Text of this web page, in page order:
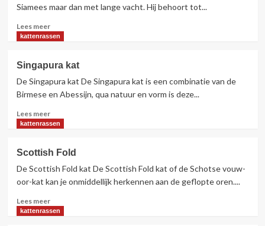
Siamees maar dan met lange vacht. Hij behoort tot...
Lees meerLees
meer
kattenrassen
Singapura kat
De Singapura kat De Singapura kat is een combinatie van de
Birmese en Abessijn, qua natuur en vorm is deze...
Lees meerLees
meer
kat
kattenrassen
Scottish Fold
De Scottish Fold kat De Scottish Fold kat of de Schotse vouw-
oor-kat kan je onmiddellijk herkennen aan de geflopte oren....
Lees meerLees
meer
kattenrassen